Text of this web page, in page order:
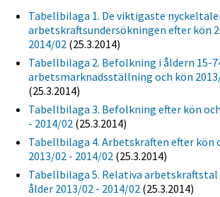
Tabellbilaga 1. De viktigaste
arbetskraftsundersökningen efter kön
2014/02 (25.3.2014)
Tabellbilaga 2. Befolkning i åldern 15-
arbetsmarknadsställning och kön
(25.3.2014)
Tabellbilaga 3. Befolkning efter kön
- 2014/02 (25.3.2014)
Tabellbilaga 4. Arbetskraften efter kön
2013/02 - 2014/02 (25.3.2014)
Tabellbilaga 5. Relativa arbetskraftstal
ålder 2013/02 - 2014/02 (25.3.2014)